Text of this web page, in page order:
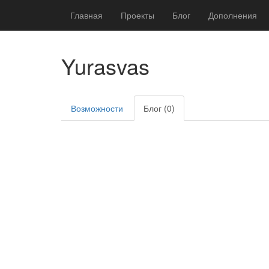
Главная Проекты Блог Дополнения
Yurasvas
Возможности Блог (0)